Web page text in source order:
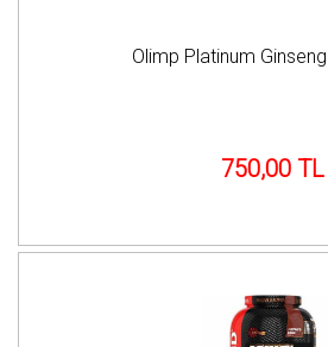
Olimp Platinum
750,00 TL